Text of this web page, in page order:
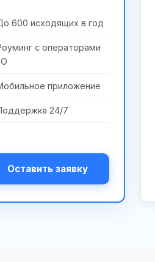
600 исходящих в год
с операторами
приложение
24/7
Оставить заявку